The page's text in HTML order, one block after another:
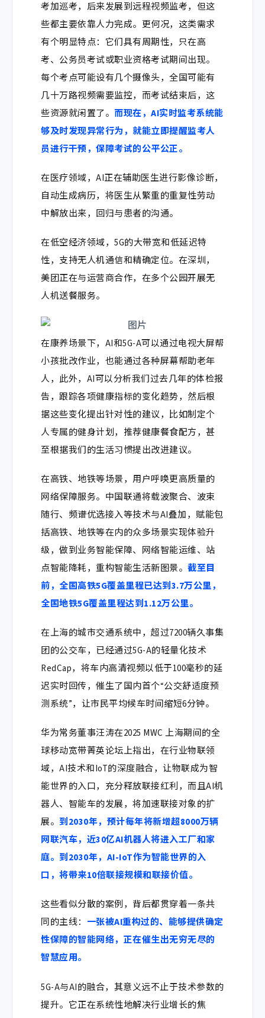
考加巡考，后来发展到远程视频监考，但这
些都主要依靠人力完成。更何况，这类需求
有个明显特点：它们具有周期性，只在高
考、公务员考试或职业资格考试期间出现。
每个考点可能设有几个摄像头，全国可能有
几十万路视频需要监控，而考试结束后，这
些资源就闲置了。 而现在，AI实时监考系统能
够及时发现异常行为，就能立即提醒监考人
员进行干预，保障考试的公平公正。
在医疗领域，AI正在辅助医生进行影像诊断，
自动生成病历，将医生从繁重的重复性劳动
中解放出来，回归与患者的沟通。
在低空经济领域，5G的大带宽和低延迟特
性，支持无人机通信和精确定位。在深圳，
美团正在与运营商合作，在多个公园开展无
人机送餐服务。
在康养场景下， AI和5G-A可以通过电视大屏帮
小孩批改作业，也能通过各种屏幕帮助老年
人，此外，AI可以分析我们过去几年的体检报
告，跟踪各项健康指标的变化趋势，然后根
据这些变化提出针对性的建议，比如制定个
人专属的健身计划，推荐健康餐食配方，甚
至根据我们的生活习惯提出改进建议。
在高铁、地铁等场景，用户呼唤更高质量的
网络保障服务。中国联通将载波聚合、波束
随行、频谱优选接入等技术与AI叠加，赋能包
括高铁、地铁等在内的众多场景实现体验升
级，做到业务智能保障、网络智能运维、站
点智能降耗，重构智能生活新图景。截至目
前，全国高铁5G覆盖里程已达到3.7万公里，
全国地铁5G覆盖里程达到1.12万公里。
在上海的城市交通系统中，超过7200辆久事集
团的公交车，已经通过5G-A的轻量化技术
RedCap，将车内高清视频以低于100毫秒的延
迟实时回传，催生了国内首个“公交舒适度预
测系统”，让市民平均候车时间缩短6分钟。
华为常务董事汪涛在2025 MWC 上海期间的全
球移动宽带菁英论坛上指出，在行业物联领
域，AI技术和IoT的深度融合，让物联成为智
能世界的入口，充分释放联接红利，而且AI机
器人、智能车的发展，将加速联接对象的扩
展。 到2030年，预计每年将新增超8000万辆
网联汽车，近30亿AI机器人将进入工厂和家
庭。到2030年，AI-IoT作为智能世界的入
口，将带来10倍联接规模和联接价值。
这些看似分散的案例，背后都贯穿着一条共
同的主线： 一张被AI重构过的、能够提供确定
性保障的智能网络，正在催生出无穷无尽的
智慧应用。
5G-A与AI的融合，其意义远不止于技术参数的
提升。它正在系统性地解决行业增长的焦